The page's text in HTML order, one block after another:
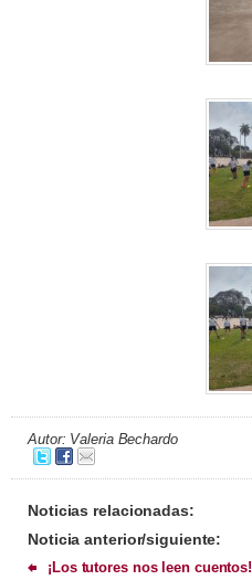
Autor: Valeria Bechardo
Noticias relacionadas:
Noticia anterior/siguiente:
¡Los tutores nos leen cuentos!